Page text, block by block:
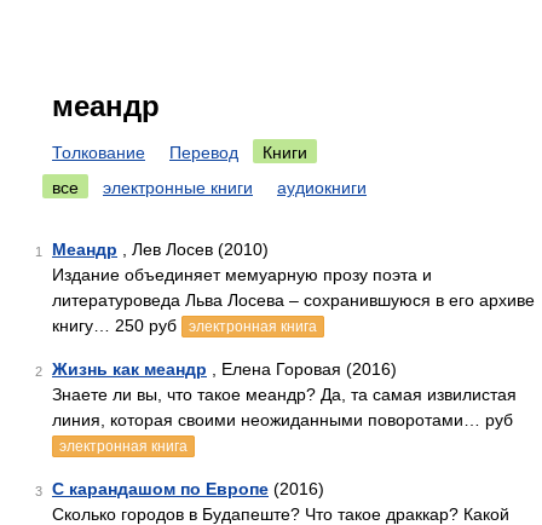
меандр
Толкование Перевод
Книги
все
электронные книги аудиокниги
1 Меандр , Лев Лосев (2010)
Издание объединяет мемуарную прозу поэта и
литературоведа Льва Лосева – сохранившуюся в его архиве
книгу… 250 руб
электронная книга
2 Жизнь как меандр , Елена Горовая (2016)
Знаете ли вы, что такое меандр? Да, та самая извилистая
линия, которая своими неожиданными поворотами… руб
электронная книга
3 С карандашом по Европе (2016)
Сколько городов в Будапеште? Что такое драккар? Какой